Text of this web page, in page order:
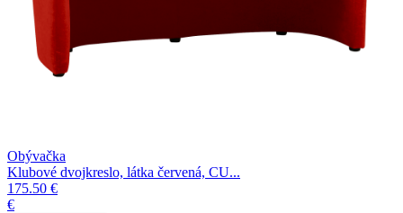
Obývačka
Klubové dvojkreslo, látka červená, CU...
175.50 €
€